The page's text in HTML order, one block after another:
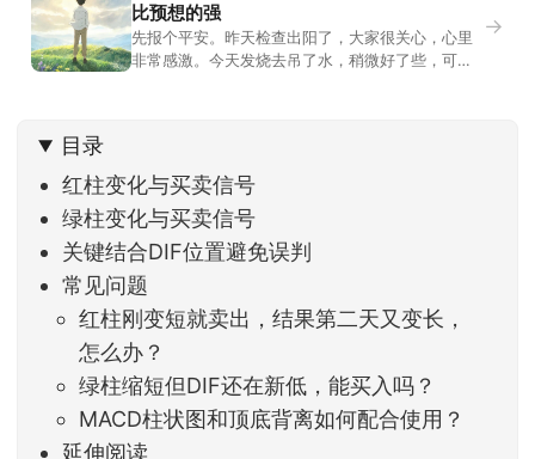
比预想的强
先报个平安。昨天检查出阳了，大家很关心，心里
非常感激。今天发烧去吊了水，稍微好了些，可没
去相差不大，但细看下来，跌幅超过3%的只有不到
→
目录
红柱变化与买卖信号
绿柱变化与买卖信号
关键结合DIF位置避免误判
常见问题
红柱刚变短就卖出，结果第二天又变长，
怎么办？
绿柱缩短但DIF还在新低，能买入吗？
MACD柱状图和顶底背离如何配合使用？
延伸阅读